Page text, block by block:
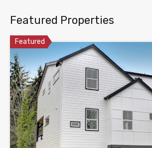
Featured Properties
Featured